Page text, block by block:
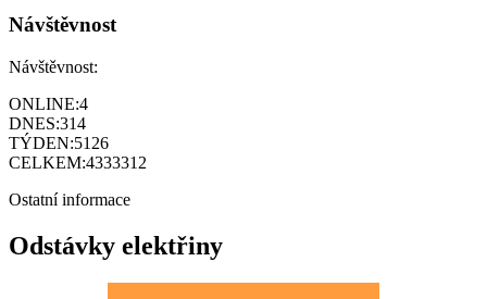
Návštěvnost
Návštěvnost:
ONLINE:4
DNES:314
TÝDEN:5126
CELKEM:4333312
Ostatní informace
Odstávky elektřiny